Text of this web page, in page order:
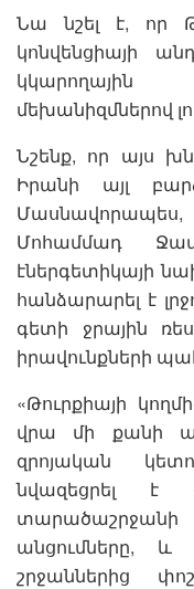
Նա նշել է, որ
կոնվենցիայի
մեխանիզմներով
Նշենք, որ այս
Իրանի այլ
Մոհամմադ
էներգետիկայի
հանձարարել է
գետի ջրային
իրավունքների
«Թուրքիայի
վրա մի քանի
զրոյական
նվազեցրել
տարածաշրջանի
անցումները,
շրջաններից